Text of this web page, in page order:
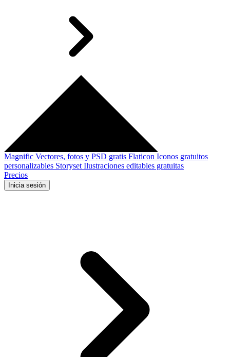
Magnific Vectores, fotos y PSD gratis Flaticon Iconos gratuitos
personalizables Storyset Ilustraciones editables gratuitas
Precios
Inicia sesión